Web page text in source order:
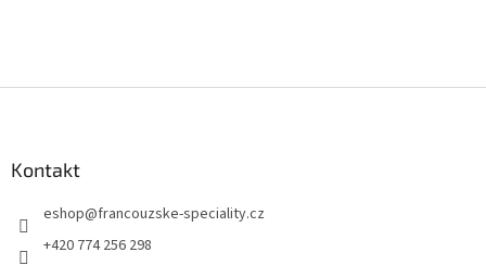
Kontakt
eshop@francouzske-speciality.cz
+420 774 256 298